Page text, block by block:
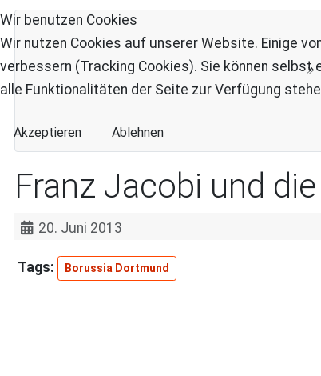
Franz Jacobi und
20. Juni 2013
Borussia Dortmund
Wir benutzen Cookies
Wir nutzen Cookies auf unserer Website. Einige
verbessern (Tracking Cookies). Sie können
alle Funktionalitäten der Seite zur Verfügung
Akzeptieren Ablehnen